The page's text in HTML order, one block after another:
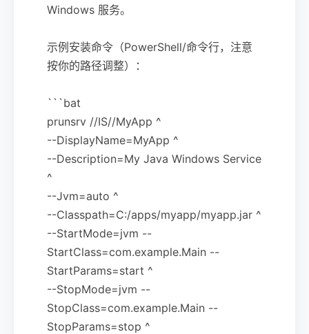
Windows 服务。
示例安装命令（PowerShell/命令行，注意
按你的路径调整）：
```bat
prunsrv //IS//MyApp ^
--DisplayName=MyApp ^
--Description=My Java Windows Service
^
--Jvm=auto ^
--Classpath=C:/apps/myapp/myapp.jar ^
--StartMode=jvm --
StartClass=com.example.Main --
StartParams=start ^
--StopMode=jvm --
StopClass=com.example.Main --
StopParams=stop ^